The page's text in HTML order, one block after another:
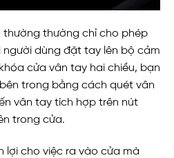
thường thường chỉ cho phép
người dùng đặt tay lên bộ cảm
cửa vân tay hai chiều, bạn
trong bằng cách quét vân
vân tay tích hợp trên nút
trong cửa.
lợi cho việc ra vào cửa mà